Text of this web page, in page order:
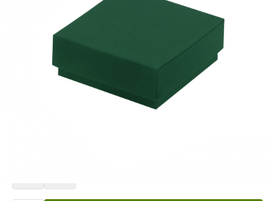
320 g/m2
Tовар можно получить в пункте выдачи.
Цена за 1 штуку